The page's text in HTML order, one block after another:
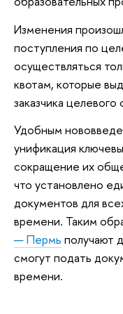
Изменения
поступления по
осуществляться
квотам, которые
заказчика целевого
Удобным
унификация
сокращение их
что установлено
документов для
времени. Таким
— Пермь получают
смогут подать
времени.